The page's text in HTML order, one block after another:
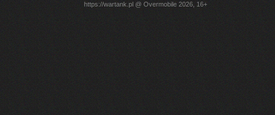
https://wartank.pl@ Overmobile 2026, 16+